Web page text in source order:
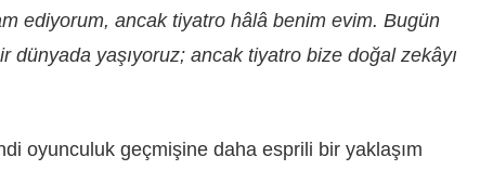
ediyorum, ancak tiyatro hâlâ benim evim. Bugün
dünyada yaşıyoruz; ancak tiyatro bize doğal zekâyı
oyunculuk geçmişine daha esprili bir yaklaşım